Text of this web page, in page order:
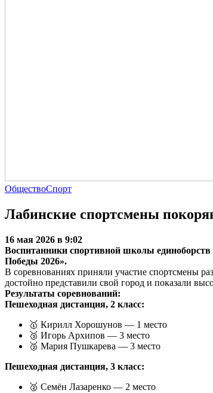
ОбществоСпорт
Лабинские спортсмены
16 мая 2026 в 9:02
Воспитанники спортивной школы
Победы 2026».
В соревнованиях приняли участие спортсмены
достойно представили свой город и показали
Результаты соревнований:
Пешеходная дистанция, 2 класс:
🥇 Кирилл Хорошунов — 1 место
🥉 Игорь Архипов — 3 место
🥉 Мария Пушкарева — 3 место
Пешеходная дистанция, 3 класс:
🥈 Семён Лазаренко — 2 место